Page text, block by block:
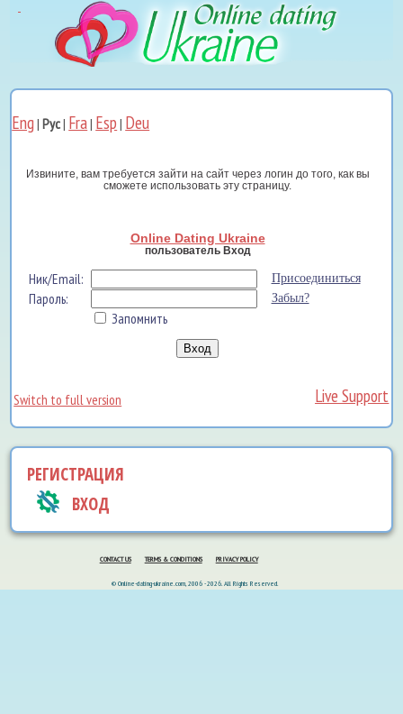
Eng |Рус| Fra| Esp | Deu
Извините, вам требуется зайти на сайт через логин до того, как вы
сможете использовать эту страницу.
Online Dating Ukraine
пользователь Вход
Ник/Email: Присоединиться
Пароль: Забыл?
Запомнить
Switch to full version Live Support
РЕГИСТРАЦИЯ
ВХОД
CONTACT US TERMS & CONDITIONS PRIVACY POLICY
© Online-dating-ukraine.com, 2006 - 2026. All Rights Reserved.